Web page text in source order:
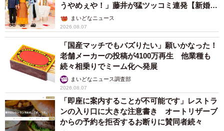
うやめぇや！」藤井が猛ツッコミ連発【新婚さ
ん】まいどなニュース
2026.08.07
「国産マッチでもバズりたい」願いかなった！
老舗メーカーの投稿が4100万再生 他業種も
続々相乗りでミーム化へ発展
まいどなニュース調査部
2026.08.07
「即座に案内することが不可能です」レストラ
ンの入り口に大きな注意書き オートリザーブ
からの予約を拒否するお断りに賛同者続々